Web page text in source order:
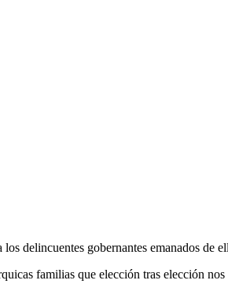
delincuentes gobernantes emanados de
familias que elección tras elección nos